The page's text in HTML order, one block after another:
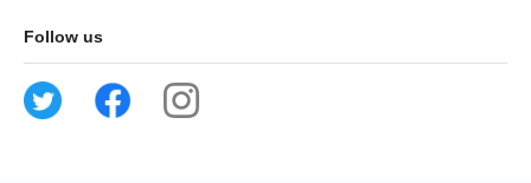
Follow us